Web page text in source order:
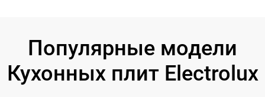
Популярные модели
Кухонных плит Electrolux